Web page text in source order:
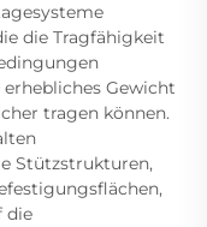
die Tragfähigkeit
Gewicht
tragen können.
Stützstrukturen,
die